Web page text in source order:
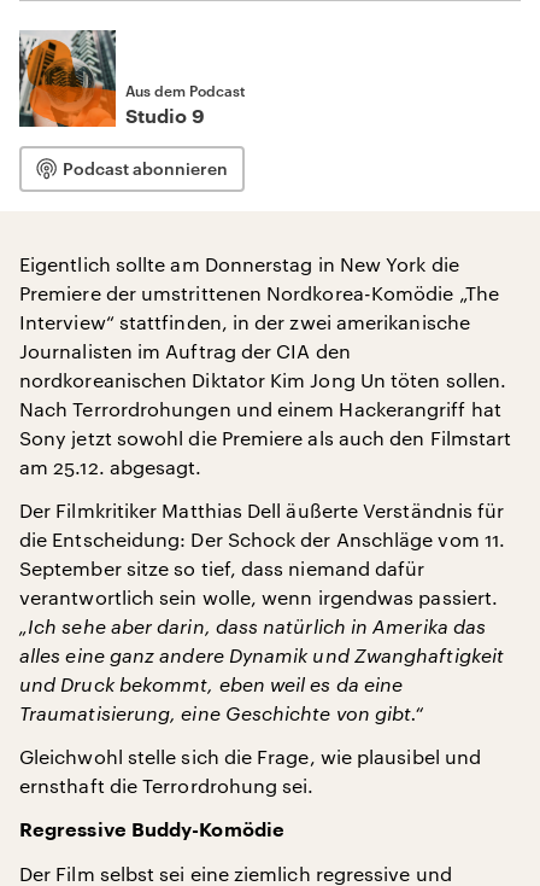
Aus dem Podcast
Studio 9
Podcast abonnieren
Eigentlich sollte am Donnerstag in New York die
Premiere der umstrittenen Nordkorea-Komödie „The
Interview“ stattfinden, in der zwei amerikanische
Journalisten im Auftrag der CIA den
nordkoreanischen Diktator Kim Jong Un töten sollen.
Nach Terrordrohungen und einem Hackerangriff hat
Sony jetzt sowohl die Premiere als auch den Filmstart
am 25.12. abgesagt.
Der Filmkritiker Matthias Dell äußerte Verständnis für
die Entscheidung: Der Schock der Anschläge vom 11.
September sitze so tief, dass niemand dafür
verantwortlich sein wolle, wenn irgendwas passiert.
„Ich sehe aber darin, dass natürlich in Amerika das
alles eine ganz andere Dynamik und Zwanghaftigkeit
und Druck bekommt, eben weil es da eine
Traumatisierung, eine Geschichte von gibt.“
Gleichwohl stelle sich die Frage, wie plausibel und
ernsthaft die Terrordrohung sei.
Regressive Buddy-Komödie
Der Film selbst sei eine ziemlich regressive und